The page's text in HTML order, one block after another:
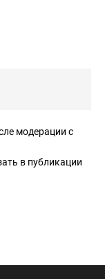
модерации с
в публикации